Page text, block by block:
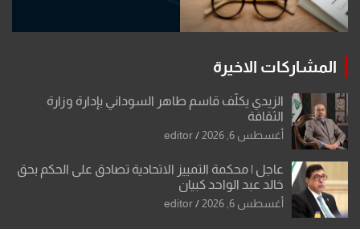
المشاركات الاخيرة
الزيدي يكلّف قاسم طاهر السوداني بإدارة وزارة
الثقافة
أغسطس 6, 2026 editor
عاجل | محكمة التمييز الاتحادية تصادق على الحكم بحق
خالد عبد الواحد كبيان
أغسطس 6, 2026 editor